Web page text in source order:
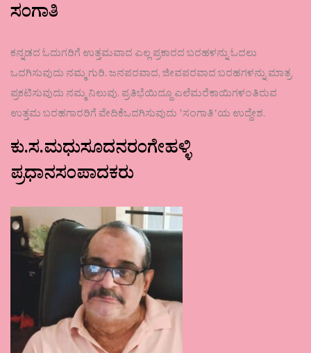
ಸಂಗಾತಿ
ಕನ್ನಡದ ಓದುಗರಿಗೆ ಉತ್ತಮವಾದ ಎಲ್ಲ ಪ್ರಕಾರದ ಬರಹಳನ್ನು ಓದಲು
ಒದಗಿಸುವುದು ನಮ್ಮ ಗುರಿ. ಜನಪರವಾದ, ಜೀವಪರವಾದ ಬರಹಗಳನ್ನು ಮಾತ್ರ
ಪ್ರಕಟಿಸುವುದು ನಮ್ಮ ನಿಲುವು. ಪ್ರತಿಭೆಯಿದ್ದೂ ಎಲೆಮರೆಕಾಯಿಗಳಂತಿರುವ
ಉತ್ತಮ ಬರಹಗಾರರಿಗೆ ವೇದಿಕೆಒದಗಿಸುವುದು ʼಸಂಗಾತಿʼಯ ಉದ್ದೇಶ.
ಕು.ಸ.ಮಧುಸೂದನರಂಗೇಹಳ್ಳಿ
ಪ್ರಧಾನಸಂಪಾದಕರು